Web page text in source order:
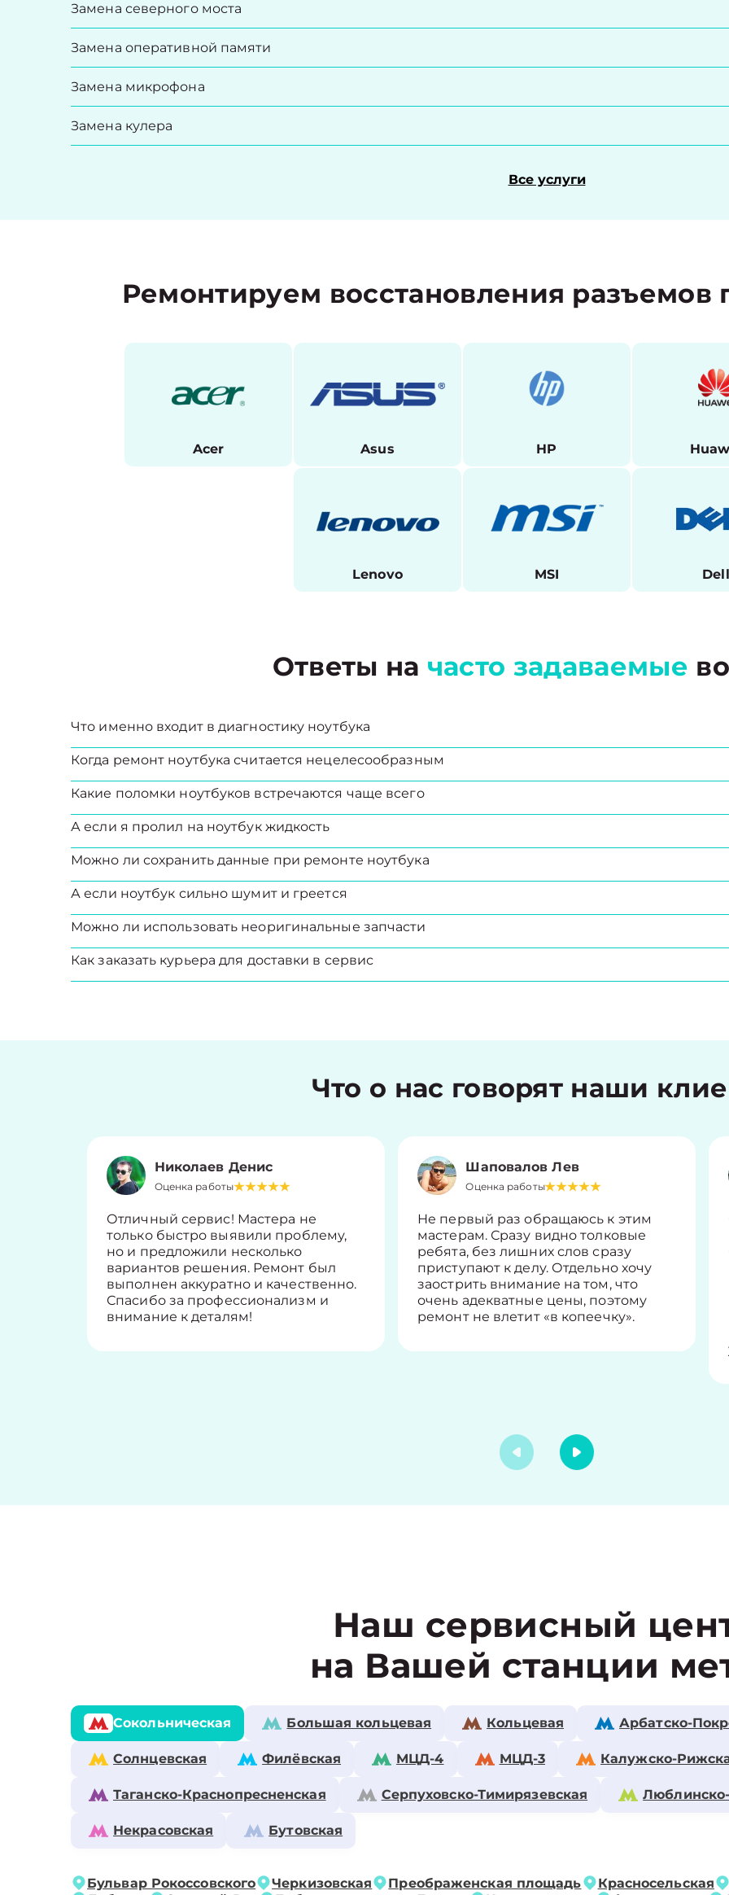
Замена северного моста
Замена оперативной памяти
Замена микрофона
Замена кулера
Все услуги
Ремонтируем восстановления разъемов
Acer Asus HP
Lenovo MSI Dell
Ответы на часто задаваемые
Что именно входит в диагностику ноутбука
Когда ремонт ноутбука считается нецелесообразным
Какие поломки ноутбуков встречаются чаще всего
А если я пролил на ноутбук жидкость
Можно ли сохранить данные при ремонте ноутбука
А если ноутбук сильно шумит и греется
Можно ли использовать неоригинальные запчасти
Как заказать курьера для доставки в сервис
Что о нас говорят наши
Николаев Денис
Оценка работы
Отличный сервис! Мастера не
только быстро выявили проблему,
но и предложили несколько
вариантов решения. Ремонт был
выполнен аккуратно и качественно.
Спасибо за профессионализм и
внимание к деталям!
Шаповалов Лев
Оценка работы
Не первый раз обращаюсь к этим
мастерам. Сразу видно толковые
ребята, без лишних слов сразу
приступают к делу. Отдельно хочу
заострить внимание на том, что
очень адекватные цены, поэтому
ремонт не влетит «в копеечку».
Наш сервисный
на Вашей станции
Сокольническая Большая кольцевая Кольцевая Арбатско-
Солнцевская Филёвская МЦД-4 МЦД-3 Калужско-
Таганско-Краснопресненская Серпуховско-Тимирязевская
Некрасовская Бутовская
Бульвар Рокоссовского Черкизовская Преображенская площадь
Красносельская